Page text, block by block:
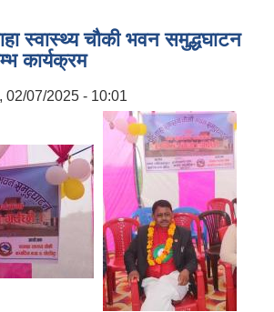
स्वास्थ्य चौकी भवन समुद्धघाटन
कार्यक्रम
02/07/2025 - 10:01